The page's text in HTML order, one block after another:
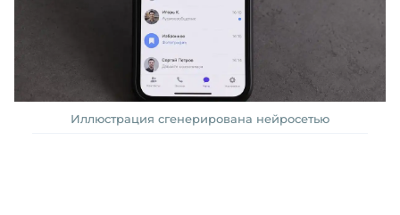
Иллюстрация сгенерирована нейросетью